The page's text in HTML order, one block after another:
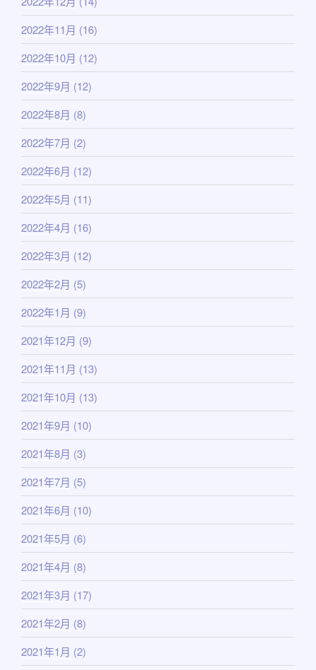
2022年11月 (16)
2022年10月 (12)
2022年9月 (12)
2022年8月 (8)
2022年7月 (2)
2022年6月 (12)
2022年5月 (11)
2022年4月 (16)
2022年3月 (12)
2022年2月 (5)
2022年1月 (9)
2021年12月 (9)
2021年11月 (13)
2021年10月 (13)
2021年9月 (10)
2021年8月 (3)
2021年7月 (5)
2021年6月 (10)
2021年5月 (6)
2021年4月 (8)
2021年3月 (17)
2021年2月 (8)
2021年1月 (2)